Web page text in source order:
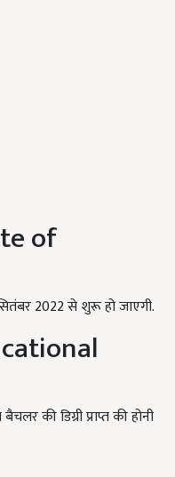
of
2022 से शुरू हो जाएगी.
की डिग्री प्राप्त की होनी